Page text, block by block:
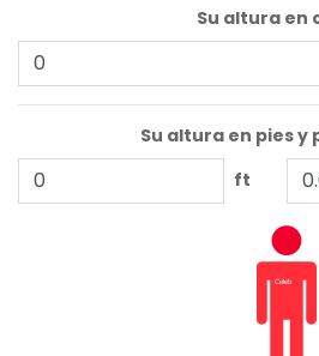
Su altura en
Su altura en pies y
ft